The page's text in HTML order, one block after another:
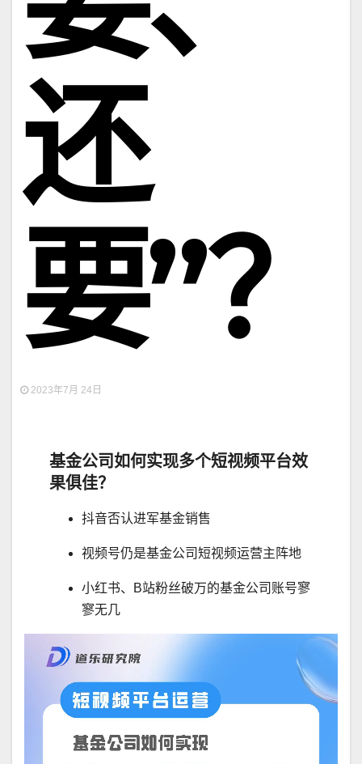
还
要”？
2023年7月 24日
基金公司如何实现多个短视频平台效
果俱佳？
抖音否认进军基金销售
视频号仍是基金公司短视频运营主阵地
小红书、B站粉丝破万的基金公司账号寥
寥无几